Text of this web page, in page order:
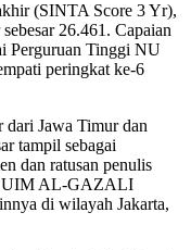
(SINTA Score 3 Yr),
26.461. Capaian
Perguruan Tinggi NU
peringkat ke-6
dari Jawa Timur dan
tampil sebagai
dan ratusan penulis
UIM AL-GAZALI
di wilayah Jakarta,